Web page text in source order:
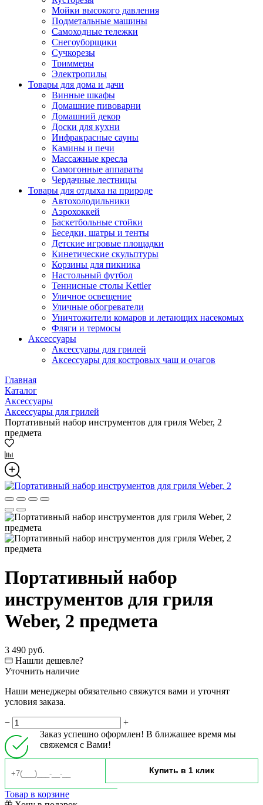
Мойки высокого давления
Подметальные машины
Самоходные тележки
Снегоуборщики
Сучкорезы
Триммеры
Электропилы
Товары для дома и дачи
Винные шкафы
Домашние пивоварни
Домашний декор
Доски для кухни
Инфракрасные сауны
Камины и печи
Массажные кресла
Самогонные аппараты
Чердачные лестницы
Товары для отдыха на природе
Автохолодильники
Аэрохоккей
Баскетбольные стойки
Беседки, шатры и тенты
Детские игровые площадки
Кинетические скульптуры
Корзины для пикника
Настольный футбол
Теннисные столы Kettler
Уличное освещение
Уличные обогреватели
Уничтожители комаров и летающих насекомых
Фляги и термосы
Аксессуары
Аксессуары для грилей
Аксессуары для костровых чаш и очагов
Главная
Каталог
Аксессуары
Аксессуары для грилей
Портативный набор инструментов для гриля Weber, 2
предмета
Портативный набор
инструментов для гриля
Weber, 2 предмета
3 490 руб.
Нашли дешевле?
Уточнить наличие
Наши менеджеры обязательно свяжутся вами и уточнят
условия заказа.
−
+
Заказ успешно оформлен! В ближашее время мы
свяжемся с Вами!
Товар в корзине